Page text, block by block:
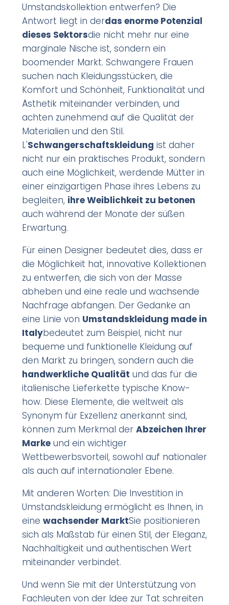
Umstandskollektion entwerfen? Die
Antwort liegt in derdas enorme Potenzial
dieses Sektorsdie nicht mehr nur eine
marginale Nische ist, sondern ein
boomender Markt. Schwangere Frauen
suchen nach Kleidungsstücken, die
Komfort und Schönheit, Funktionalität und
Ästhetik miteinander verbinden, und
achten zunehmend auf die Qualität der
Materialien und den Stil.
L'Schwangerschaftskleidung ist daher
nicht nur ein praktisches Produkt, sondern
auch eine Möglichkeit, werdende Mütter in
einer einzigartigen Phase ihres Lebens zu
begleiten, ihre Weiblichkeit zu betonen
auch während der Monate der süßen
Erwartung.
Für einen Designer bedeutet dies, dass er
die Möglichkeit hat, innovative Kollektionen
zu entwerfen, die sich von der Masse
abheben und eine reale und wachsende
Nachfrage abfangen. Der Gedanke an
eine Linie von Umstandskleidung made in
Italybedeutet zum Beispiel, nicht nur
bequeme und funktionelle Kleidung auf
den Markt zu bringen, sondern auch die
handwerkliche Qualität und das für die
italienische Lieferkette typische Know-
how. Diese Elemente, die weltweit als
Synonym für Exzellenz anerkannt sind,
können zum Merkmal der Abzeichen Ihrer
Markeund ein wichtiger
Wettbewerbsvorteil, sowohl auf nationaler
als auch auf internationaler Ebene.
Mit anderen Worten: Die Investition in
Umstandskleidung ermöglicht es Ihnen, in
eine wachsender MarktSie positionieren
sich als Maßstab für einen Stil, der Eleganz,
Nachhaltigkeit und authentischen Wert
miteinander verbindet.
Und wenn Sie mit der Unterstützung von
Fachleuten von der Idee zur Tat schreiten